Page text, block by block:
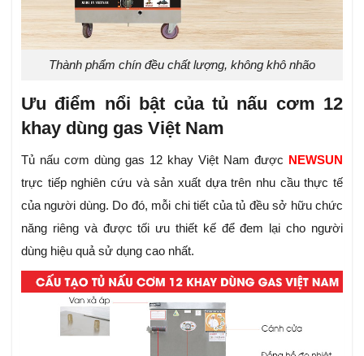
Thành phẩm chín đều chất lượng, không khô nhão
Ưu điểm nổi bật của tủ nấu cơm 12
khay dùng gas Việt Nam
Tủ nấu cơm dùng gas 12 khay Việt Nam được NEWSUN
trực tiếp nghiên cứu và sản xuất dựa trên nhu cầu thực tế
của người dùng. Do đó, mỗi chi tiết của tủ đều sở hữu chức
năng riêng và được tối ưu thiết kế để đem lại cho người
dùng hiệu quả sử dụng cao nhất.